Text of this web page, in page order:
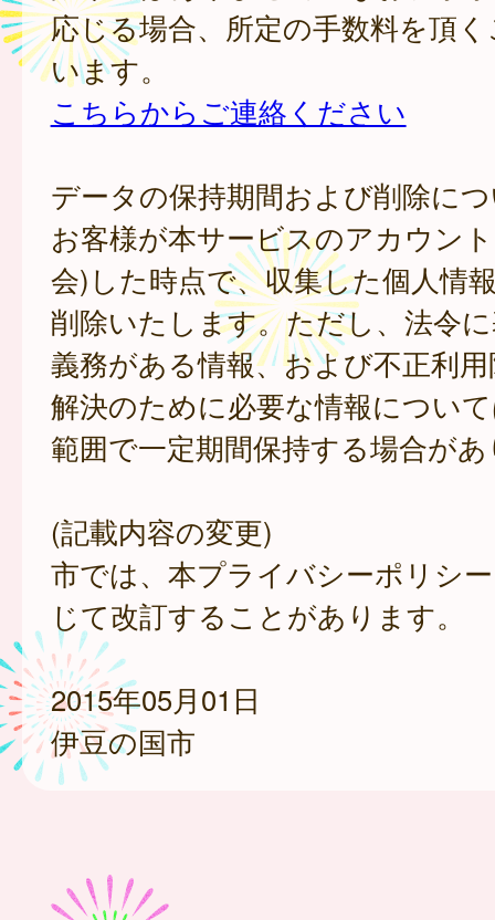
応じる場合、所定の手数料を頂
います。
こちらからご連絡ください
データの保持期間および削除に
お客様が本サービスのアカウン
会)した時点で、収集した個人情
削除いたします。ただし、法令
義務がある情報、および不正利
解決のために必要な情報につい
範囲で一定期間保持する場合が
(記載内容の変更)
市では、本プライバシーポリシ
じて改訂することがあります。
2015年05月01日
伊豆の国市